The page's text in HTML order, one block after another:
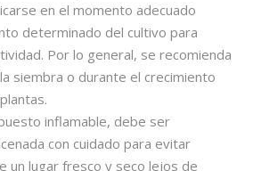
en el momento adecuado
determinado del cultivo para
Por lo general, se recomienda
siembra o durante el crecimiento
inflamable, debe ser
con cuidado para evitar
un lugar fresco y seco lejos de